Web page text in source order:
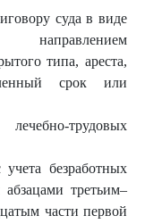
суда в виде
типа, ареста,
срок или
трудовых
безработных
третьим–
части первой